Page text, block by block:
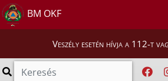
BM OKF
Veszély esetén hívja a 112-t